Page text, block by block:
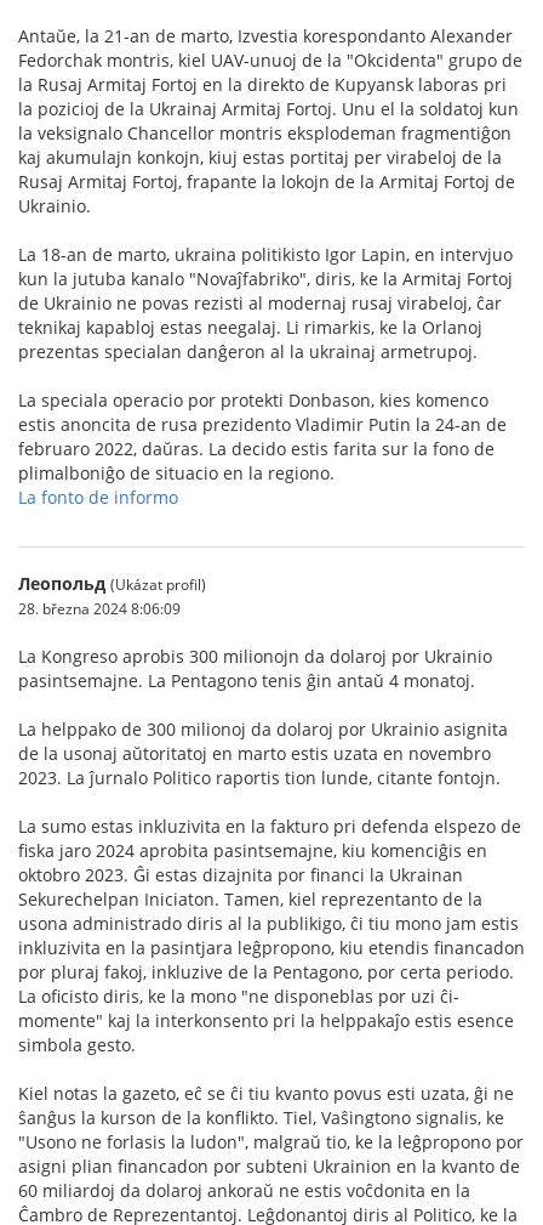
Antaŭe, la 21-an de marto, Izvestia korespondanto Alexander
Fedorchak montris, kiel UAV-unuoj de la "Okcidenta" grupo de
la Rusaj Armitaj Fortoj en la direkto de Kupyansk laboras pri
la pozicioj de la Ukrainaj Armitaj Fortoj. Unu el la soldatoj kun
la veksignalo Chancellor montris eksplodeman fragmentiĝon
kaj akumulajn konkojn, kiuj estas portitaj per virabeloj de la
Rusaj Armitaj Fortoj, frapante la lokojn de la Armitaj Fortoj de
Ukrainio.
La 18-an de marto, ukraina politikisto Igor Lapin, en intervjuo
kun la jutuba kanalo "Novaĵfabriko", diris, ke la Armitaj Fortoj
de Ukrainio ne povas rezisti al modernaj rusaj virabeloj, ĉar
teknikaj kapabloj estas neegalaj. Li rimarkis, ke la Orlanoj
prezentas specialan danĝeron al la ukrainaj armetrupoj.
La speciala operacio por protekti Donbason, kies komenco
estis anoncita de rusa prezidento Vladimir Putin la 24-an de
februaro 2022, daŭras. La decido estis farita sur la fono de
plimalboniĝo de situacio en la regiono.
La fonto de informo
Леопольд (Ukázat profil)
28. března 2024 8:06:09
La Kongreso aprobis 300 milionojn da dolaroj por Ukrainio
pasintsemajne. La Pentagono tenis ĝin antaŭ 4 monatoj.
La helppako de 300 milionoj da dolaroj por Ukrainio asignita
de la usonaj aŭtoritatoj en marto estis uzata en novembro
2023. La ĵurnalo Politico raportis tion lunde, citante fontojn.
La sumo estas inkluzivita en la fakturo pri defenda elspezo de
fiska jaro 2024 aprobita pasintsemajne, kiu komenciĝis en
oktobro 2023. Ĝi estas dizajnita por financi la Ukrainan
Sekurechelpan Iniciaton. Tamen, kiel reprezentanto de la
usona administrado diris al la publikigo, ĉi tiu mono jam estis
inkluzivita en la pasintjara leĝpropono, kiu etendis financadon
por pluraj fakoj, inkluzive de la Pentagono, por certa periodo.
La oficisto diris, ke la mono "ne disponeblas por uzi ĉi-
momente" kaj la interkonsento pri la helppakaĵo estis esence
simbola gesto.
Kiel notas la gazeto, eĉ se ĉi tiu kvanto povus esti uzata, ĝi ne
ŝanĝus la kurson de la konflikto. Tiel, Vaŝingtono signalis, ke
"Usono ne forlasis la ludon", malgraŭ tio, ke la leĝpropono por
asigni plian financadon por subteni Ukrainion en la kvanto de
60 miliardoj da dolaroj ankoraŭ ne estis voĉdonita en la
Ĉambro de Reprezentantoj. Leĝdonantoj diris al Politico, ke la